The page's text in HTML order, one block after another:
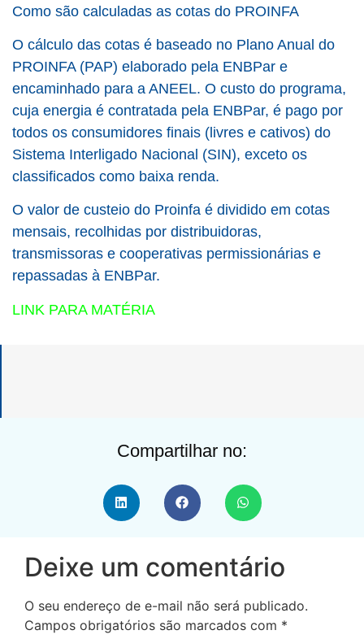
Como são calculadas as cotas do PROINFA
O cálculo das cotas é baseado no Plano Anual do
PROINFA (PAP) elaborado pela ENBPar e
encaminhado para a ANEEL. O custo do programa,
cuja energia é contratada pela ENBPar, é pago por
todos os consumidores finais (livres e cativos) do
Sistema Interligado Nacional (SIN), exceto os
classificados como baixa renda.
O valor de custeio do Proinfa é dividido em cotas
mensais, recolhidas por distribuidoras,
transmissoras e cooperativas permissionárias e
repassadas à ENBPar.
LINK PARA MATÉRIA
Compartilhar no:
Deixe um comentário
O seu endereço de e-mail não será publicado.
Campos obrigatórios são marcados com *